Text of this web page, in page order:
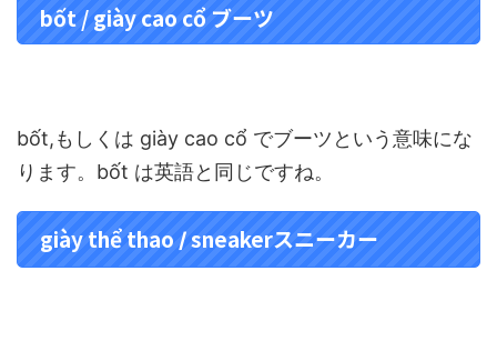
bốt / giày cao cổ ブーツ
bốt,もしくは giày cao cổ でブーツという意味にな
ります。bốt は英語と同じですね。
giày thể thao /sneakerスニーカー